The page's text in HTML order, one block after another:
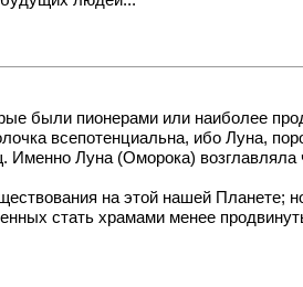
были пионерами или наиболее
всепотенциальна, ибо Луна,
Именно Луна (Оморока)
на этой нашей Планете;
стать храмами менее